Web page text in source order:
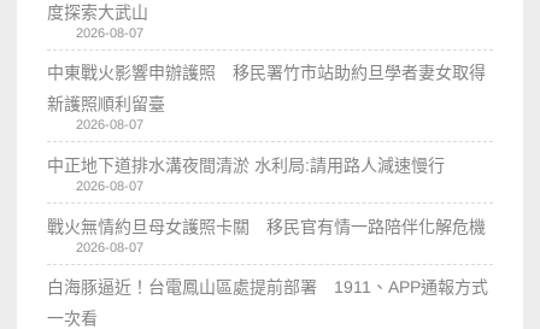
度探索大武山
2026-08-07
中東戰火影響申辦護照 移民署竹市站助約旦學者妻女取得
新護照順利留臺
2026-08-07
中正地下道排水溝夜間清淤 水利局:請用路人減速慢行
2026-08-07
戰火無情約旦母女護照卡關 移民官有情一路陪伴化解危機
2026-08-07
白海豚逼近！台電鳳山區處提前部署 1911、APP通報方式
一次看